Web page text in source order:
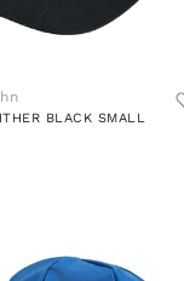
BLACK SMALL